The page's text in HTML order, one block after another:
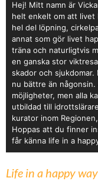
Hej! Mitt namn är
helt enkelt om att livet
hel del löpning,
annat som gör livet
träna och naturligtvis
en ganska stor
skador och sjukdomar.
nu bättre än
möjligheter, men alla
utbildad till
kurator inom
Hoppas att du finner
får känna life in a
Life in a happy way